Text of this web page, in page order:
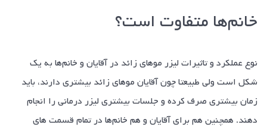
خانم‌ها متفاوت است؟
نوع عملکرد و تاثیرات لیزر مو‌های زائد در آقایان و خانم‌ها به یک
شکل است ولی طبیعتا چون آقایان مو‌های زائد بیشتری دارند، باید
زمان بیشتری صرف کرده و جلسات بیشتری لیزر درمانی را انجام
دهند. همچنین هم برای آقایان و هم خانم‌ها در تمام قسمت های